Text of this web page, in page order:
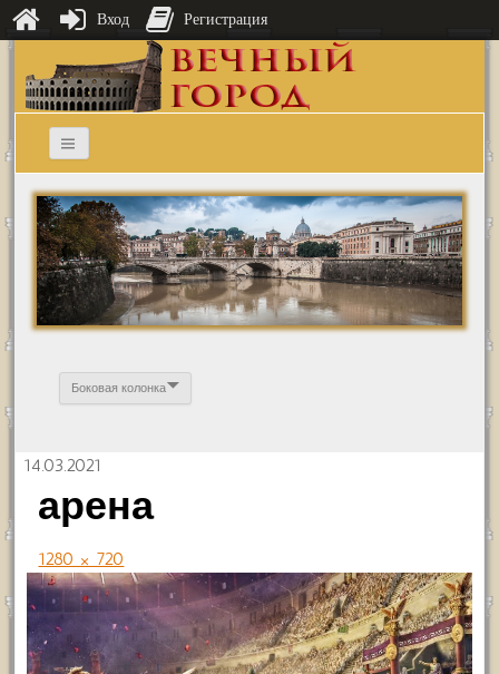
Боковая колонка
14.03.2021
арена
1280 × 720
Вход Регистрация